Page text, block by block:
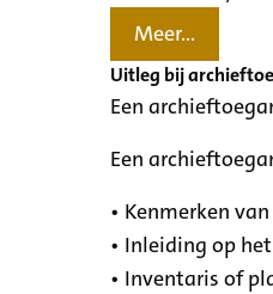
Meer...
Uitleg bij
Een
Een
• Kenmerken
• Inleiding op
• Inventaris of